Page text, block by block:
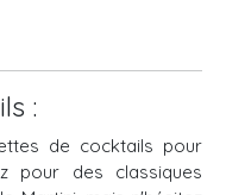
:
de cocktails pour
pour des classiques